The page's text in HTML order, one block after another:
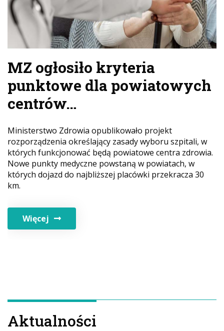
MZ ogłosiło kryteria
punktowe dla powiatowych
centrów…
Ministerstwo Zdrowia opublikowało projekt
rozporządzenia określający zasady wyboru szpitali, w
których funkcjonować będą powiatowe centra zdrowia.
Nowe punkty medyczne powstaną w powiatach, w
których dojazd do najbliższej placówki przekracza 30
km.
Więcej
Aktualności